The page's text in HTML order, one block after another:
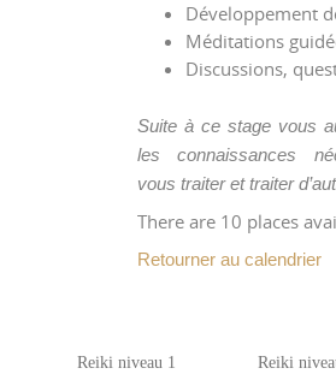
Développement
Méditations
Discussions,
Suite à ce stage vous
les connaissances
vous traiter et traiter
There are 10 places
Retourner au calendrier
Reiki niveau 1 Reiki